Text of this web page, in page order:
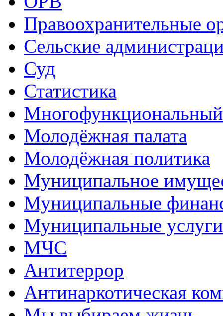
Правоохранительные
Сельские
Суд
Статистика
Молодёжная палата
Молодёжная политика
Муниципальное
Муниципальные
Муниципальные услуги
МЧС
Антитеррор
Антинаркотическая